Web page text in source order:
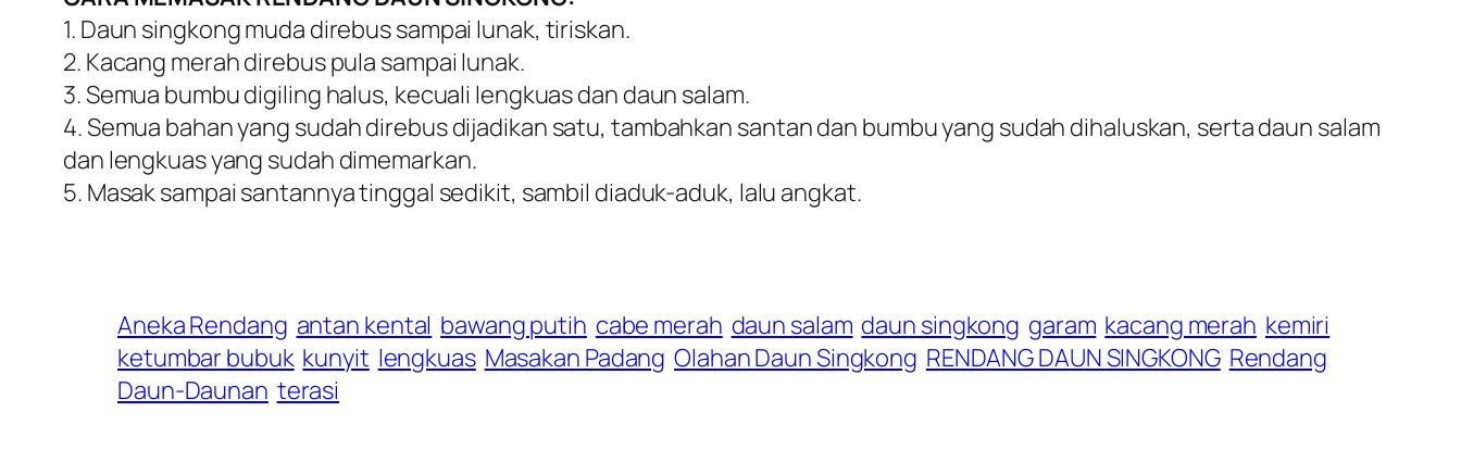
1. Daun singkong muda direbus sampai lunak, tiriskan.
2. Kacang merah direbus pula sampai lunak.
3. Semua bumbu digiling halus, kecuali lengkuas dan daun salam.
4. Semua bahan yang sudah direbus dijadikan satu, tambahkan santan dan bumbu yang sudah dihaluskan, serta daun salam
dan lengkuas yang sudah dimemarkan.
5. Masak sampai santannya tinggal sedikit, sambil diaduk-aduk, lalu angkat.
Aneka Rendang antan kental bawang putih cabe merah daun salam daun singkong garam kacang merah kemiri
ketumbar bubuk kunyit lengkuas Masakan Padang Olahan Daun Singkong RENDANG DAUN SINGKONG Rendang
Daun-Daunan terasi